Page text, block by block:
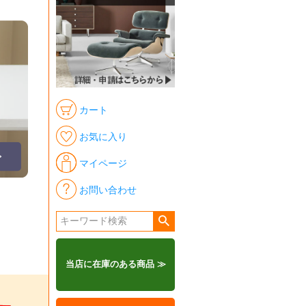
カート
お気に入り
マイページ
お問い合わせ
当店に在庫のある商品 ≫